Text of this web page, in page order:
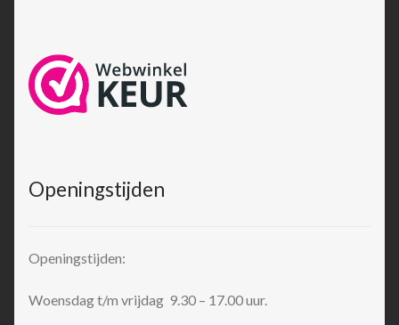
Openingstijden
Openingstijden:
Woensdag t/m vrijdag 9.30 – 17.00 uur.